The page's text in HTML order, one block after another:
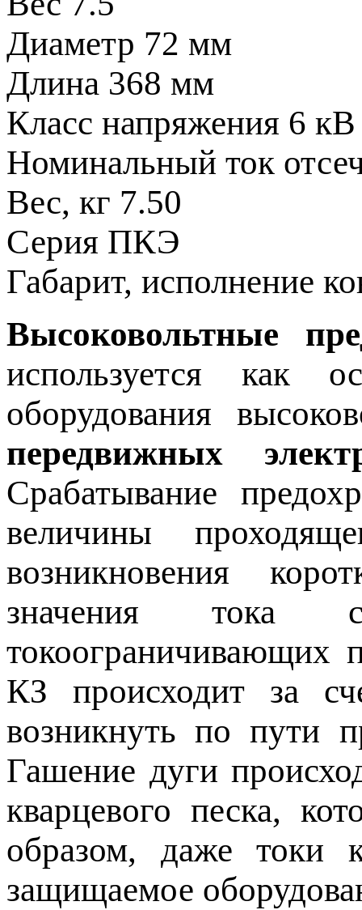
Диаметр 72 мм
Длина 368 мм
Класс напряжения 6 кВ
Номинальный ток
Вес, кг 7.50
Серия ПКЭ
Габарит, исполнение
Высоковольтные
используется как
оборудования
передвижных
Срабатывание
величины
возникновения
значения тока
токоограничивающих
КЗ происходит за
возникнуть по пути
Гашение дуги
кварцевого песка,
образом, даже токи
защищаемое